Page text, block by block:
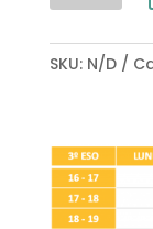
horas
SKU: N/D